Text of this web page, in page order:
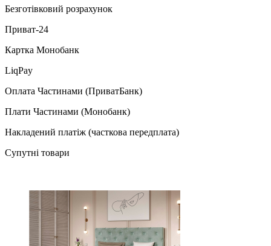
Безготівковий розрахунок
Приват-24
Картка Монобанк
LiqPay
Оплата Частинами (ПриватБанк)
Плати Частинами (Монобанк)
Накладений платіж (часткова передплата)
Супутні товари